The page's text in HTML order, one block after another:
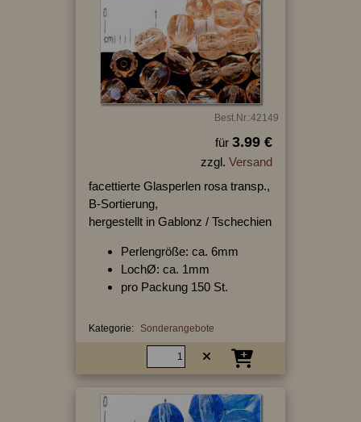
Best.Nr.:42149
für 3.99 €
zzgl. Versand
facettierte Glasperlen rosa transp.,
B-Sortierung,
hergestellt in Gablonz / Tschechien
Perlengröße: ca. 6mm
LochØ: ca. 1mm
pro Packung 150 St.
Kategorie: Sonderangebote